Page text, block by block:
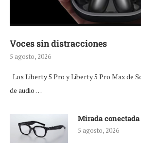
Voces sin distracciones
5 agosto, 2026
Los Liberty 5 Pro y Liberty 5 Pro Max de
de audio …
Mirada conectada
5 agosto, 2026